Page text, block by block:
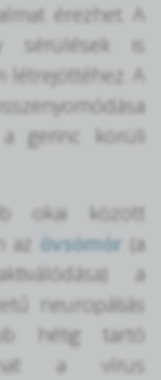
érezhet. A
sérülések is
létrejöttéhez. A
a gerinc körüli
okai között
az övsömör (a
a
neuropátiás
hétig tartó
a vírus